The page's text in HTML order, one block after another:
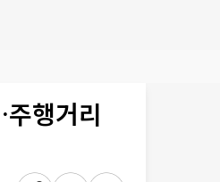
행거리